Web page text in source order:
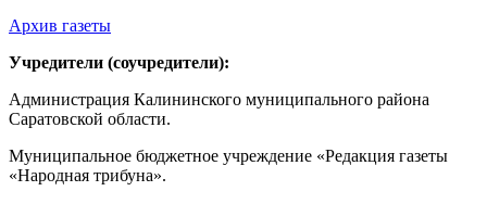
Архив газеты
Учредители (соучредители):
Администрация Калининского муниципального района
Саратовской области.
Муниципальное бюджетное учреждение «Редакция газеты
«Народная трибуна».